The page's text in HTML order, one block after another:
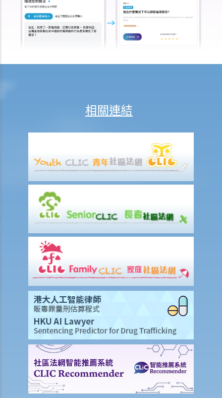
C. 臨時濟助
D. 實質聆訊和程序：合併聆訊
E. 答辯人和坦誠責任
相關連結